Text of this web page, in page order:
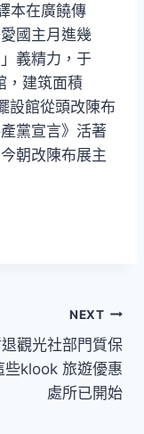
本在廣饒傳
國主月進幾
義精力，于
，建筑面積
設館從頭改陳布
黨宣言》活著
朝改陳布展主
NEXT
觀光社部門質保
些klook 旅遊優惠
處所已開始